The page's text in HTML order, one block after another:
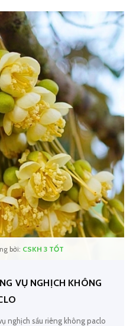
bởi: CSKH 3 TỐT
VỤ NGHỊCH KHÔNG
nghịch sầu riêng không paclo